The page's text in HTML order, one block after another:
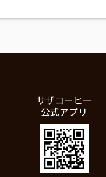
サザコーヒー
公式アプリ